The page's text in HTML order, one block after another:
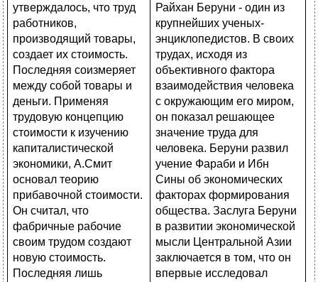
Райхан Беруни - один из
крупнейших ученых-
энциклопедистов. В своих
трудах, исходя из
объективного фактора
взаимодействия человека
с окружающим его миром,
он показал решающее
значение труда для
человека. Беруни развил
учение Фараби и Ибн
Сины об экономических
факторах формирования
общества. Заслуга Беруни
в развитии экономической
мысли Центральной Азии
заключается в том, что он
впервые исследовал